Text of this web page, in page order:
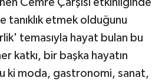
Cemre Çarşısı etkinliğinde
tanıklık etmek olduğunu
temasıyla hayat bulan bu
katkı, bir başka hayatın
ki moda, gastronomi, sanat,